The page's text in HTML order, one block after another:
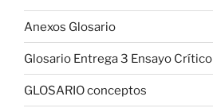
Anexos Glosario
Glosario Entrega 3 Ensayo Crítico
GLOSARIO conceptos